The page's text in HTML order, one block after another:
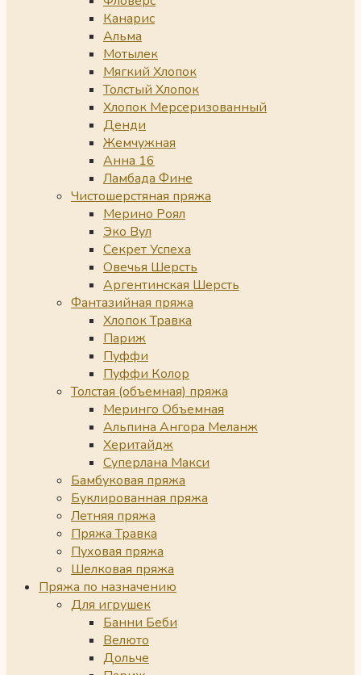
Канарис
Альма
Мотылек
Мягкий Хлопок
Толстый Хлопок
Хлопок Мерсеризованный
Денди
Жемчужная
Анна 16
Ламбада Фине
Чистошерстяная пряжа
Мерино Роял
Эко Вул
Секрет Успеха
Овечья Шерсть
Аргентинская Шерсть
Фантазийная пряжа
Хлопок Травка
Париж
Пуффи
Пуффи Колор
Толстая (объемная) пряжа
Меринго Объемная
Альпина Ангора Меланж
Херитайдж
Суперлана Макси
Бамбуковая пряжа
Буклированная пряжа
Летняя пряжа
Пряжа Травка
Пуховая пряжа
Шелковая пряжа
Пряжа по назначению
Для игрушек
Банни Беби
Велюто
Дольче